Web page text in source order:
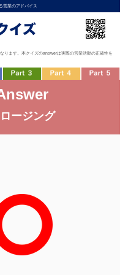
営業のアドバイス
ります。本クイズのanswerは実際の営業活動の正確性を
ージング